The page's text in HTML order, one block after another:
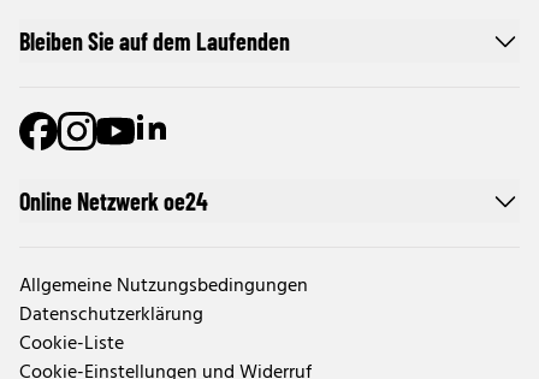
Online Netzwerk oe24
Allgemeine Nutzungsbedingungen
Datenschutzerklärung
Cookie-Liste
Bleiben Sie auf dem Laufenden